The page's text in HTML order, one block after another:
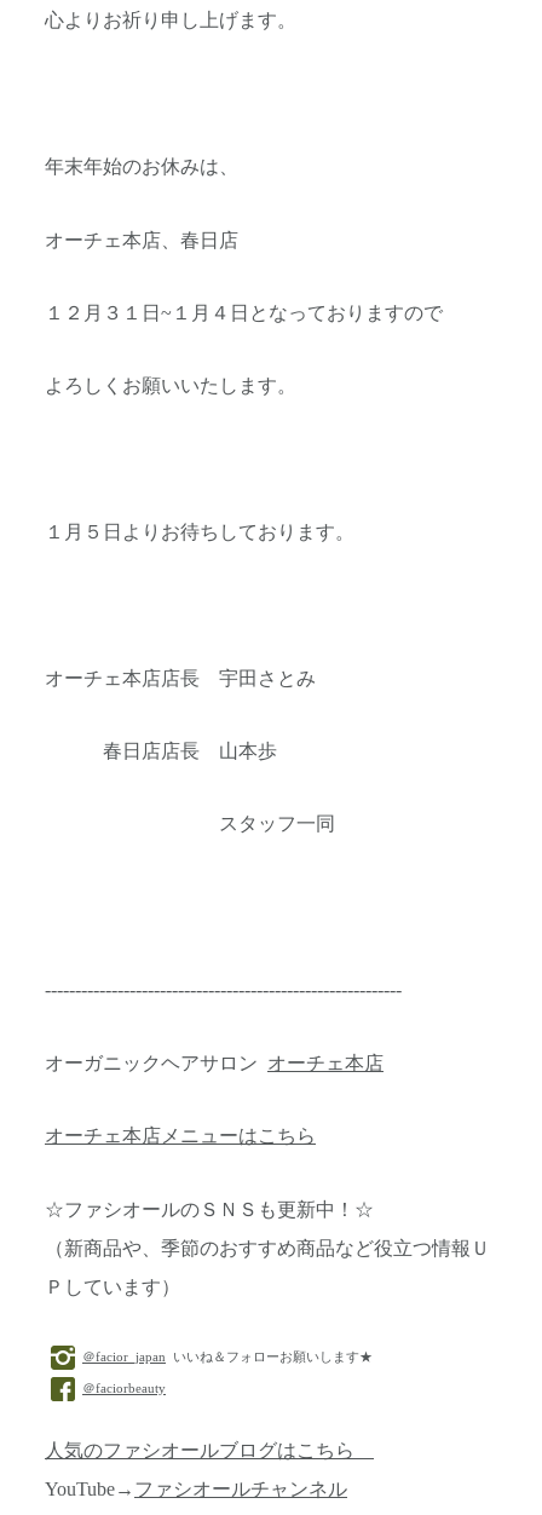
心よりお祈り申し上げます。
年末年始のお休みは、
オーチェ本店、春日店
１２月３１日~１月４日となっておりますので
よろしくお願いいたします。
１月５日よりお待ちしております。
オーチェ本店店長 宇田さとみ
春日店店長 山本歩
スタッフ一同
-----------------------------------------------------------
オーガニックヘアサロン オーチェ本店
オーチェ本店メニューはこちら
☆ファシオールのＳＮＳも更新中！☆
（新商品や、季節のおすすめ商品など役立つ情報Ｕ
Ｐしています）
＠facior_japan いいね＆フォローお願いします★
＠faciorbeauty
人気のファシオールブログはこちら
YouTube→ ファシオールチャンネル